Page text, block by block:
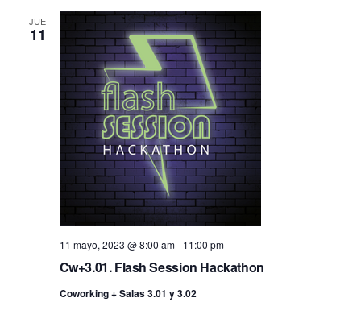
JUE
11
Cw+3.01. Flash Session Hackathon
11 mayo, 2023 @ 8:00 am- 11:00 pm
Coworking + Salas 3.01 y 3.02